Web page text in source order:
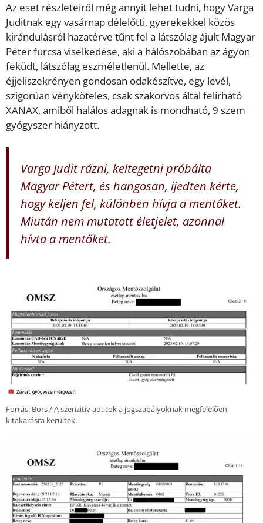
Az eset részleteiről még annyit lehet tudni, hogy Varga
Juditnak egy vasárnap délelőtti, gyerekekkel közös
kirándulásról hazatérve tűnt fel a látszólag ájult Magyar
Péter furcsa viselkedése, aki a hálószobában az ágyon
feküdt, látszólag eszméletlenül. Mellette, az
éjjeliszekrényen gondosan odakészítve, egy levél,
szigorúan vényköteles, csak szakorvos által felírható
XANAX, amiből halálos adagnak is mondható, 9 szem
gyógyszer hiányzott.
Varga Judit rázni, keltegetni próbálta
Magyar Pétert, és hangosan, ijedten kérte,
hogy keljen fel, különben hívja a mentőket.
Miután nem mutatott életjelet, azonnal
hívta a mentőket.
Forrás: Bors / A szenzitív adatok a jogszabályoknak megfelelően
kitakarásra kerültek.